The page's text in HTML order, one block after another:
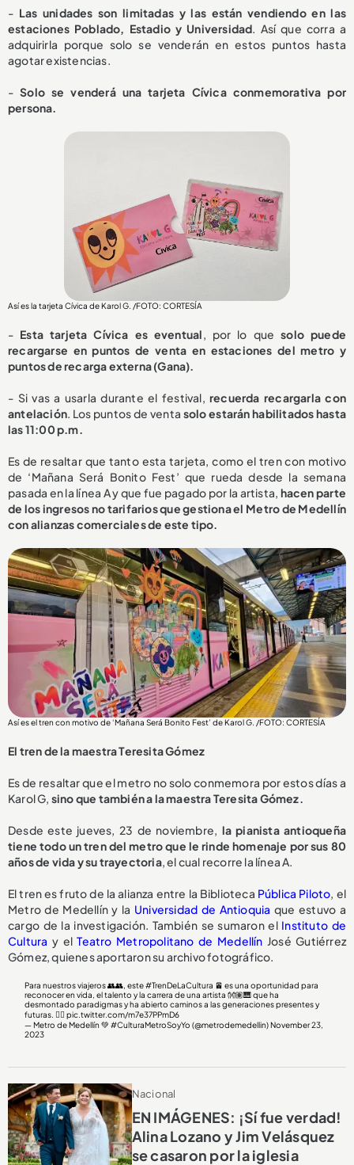
- Las unidades son limitadas y las están vendiendo en las
estaciones Poblado, Estadio y Universidad. Así que corra a
adquirirla porque solo se venderán en estos puntos hasta
agotar existencias.
-Solo se venderá una tarjeta Cívica conmemorativa por
persona.
Así es la tarjeta Cívica de Karol G. /FOTO: CORTESÍA
- Esta tarjeta Cívica es eventual, por lo quesolo puede
recargarse en puntos de venta en estaciones del metro y
puntos de recarga externa (Gana).
- Si vas a usarla durante el festival,recuerda recargarla con
antelación. Los puntos de venta solo estarán habilitados hasta
las 11:00 p.m.
Es de resaltar que tanto esta tarjeta, como el tren con motivo
de ‘Mañana Será Bonito Fest’ que rueda desde la semana
pasada en la línea A y que fue pagado por la artista, hacen parte
de los ingresos no tarifarios que gestiona el Metro de Medellín
con alianzas comerciales de este tipo.
Así es el tren con motivo de ‘Mañana Será Bonito Fest’ de Karol G. /FOTO: CORTESÍA
El tren de la maestra Teresita Gómez
Es de resaltar que el metro no solo conmemora por estos días a
Karol G, sino que también a la maestra Teresita Gómez.
Desde este jueves, 23 de noviembre, la pianista antioqueña
tiene todo un tren del metro que le rinde homenaje por sus 80
años de vida y su trayectoria, el cual recorre la línea A.
El tren es fruto de la alianza entre la Biblioteca Pública Piloto, el
Metro de Medellín y la Universidad de Antioquia que estuvo a
cargo de la investigación. También se sumaron elInstituto de
Cultura y elTeatro Metropolitano de Medellín José Gutiérrez
Gómez, quienes aportaron su archivo fotográfico.
Para nuestros viajeros 👥👥, este#TrenDeLaCultura 🚈 es una oportunidad para
reconocer en vida, el talento y la carrera de una artista 👐🏽🎹 que ha
desmontado paradigmas y ha abierto caminos a las generaciones presentes y
futuras. 👇🏽pic.twitter.com/m7e37PPmD6
— Metro de Medellín 💚 #CulturaMetroSoyYo (@metrodemedellin)November 23,
2023
Nacional
EN IMÁGENES: ¡Sí fue verdad!
Alina Lozano y Jim Velásquez
se casaron por la iglesia